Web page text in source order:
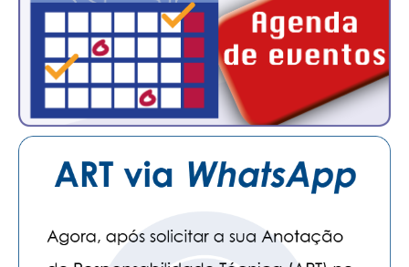
ASSOCIE-SE
ATUALIZAÇÃO CADASTRAL
NÚCLEO JOVEM